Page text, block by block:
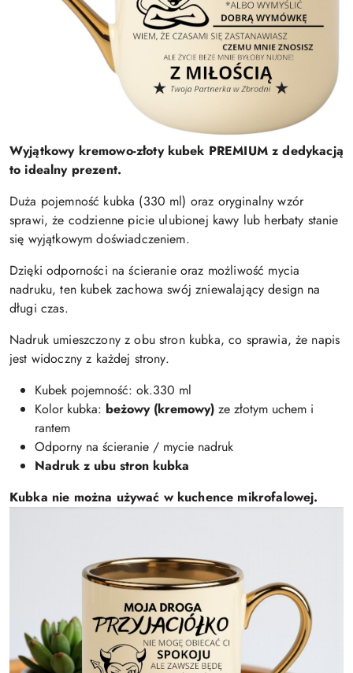
Wyjątkowy kremowo-złoty kubek PREMIUM z dedykacją
to idealny prezent.
Duża pojemność kubka (330 ml) oraz oryginalny wzór
sprawi, że codzienne picie ulubionej kawy lub herbaty stanie
się wyjątkowym doświadczeniem.
Dzięki odporności na ścieranie oraz możliwość mycia
nadruku, ten kubek zachowa swój zniewalający design na
długi czas.
Nadruk umieszczony z obu stron kubka, co sprawia, że napis
jest widoczny z każdej strony.
Kubek pojemność: ok.330 ml
Kolor kubka: beżowy (kremowy) ze złotym uchem i
rantem
Odporny na ścieranie / mycie nadruk
Nadruk z ubu stron kubka
Kubka nie można używać w kuchence mikrofalowej.